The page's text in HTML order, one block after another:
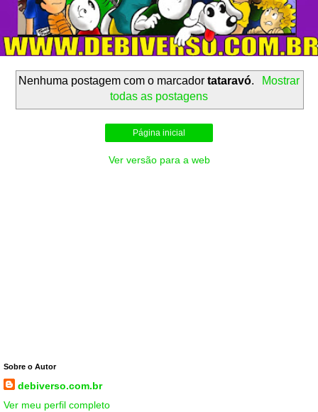
Nenhuma postagem com o marcadortataravó.
Mostrar
todas as postagens
Página inicial
Ver versão para a web
Sobre o Autor
debiverso.com.br
Ver meu perfil completo